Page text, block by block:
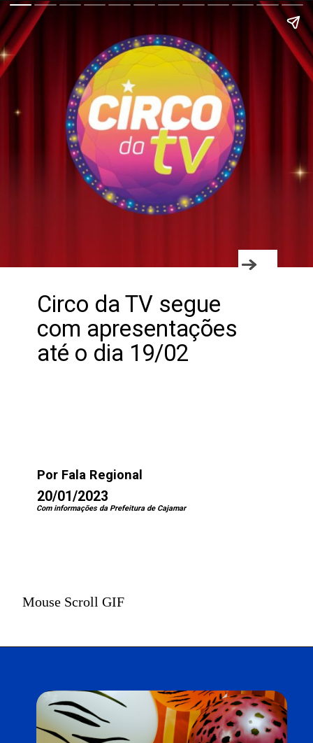
Por Fala Regional
20/01/2023
Circo da TV segue
com apresentações
até o dia 19/02
Com informações da Prefeitura de Cajamar
Mouse Scroll GIF